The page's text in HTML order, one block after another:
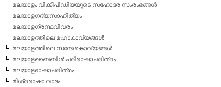
മലയാളം വിക്കീപീഡിയയുടെ സഹോദര സംരംഭങ്ങള്‍
മലയാളഗദ്യസാഹിത്യം
മലയാളഗ്രന്ഥവിവരം
മലയാളത്തിലെ മഹാകാവ്യങ്ങള്‍
മലയാളത്തിലെ സന്ദേശകാവ്യങ്ങള്‍
മലയാളബൈബിള്‍ പരിഭാഷാചരിത്രം
മലയാളഭാഷാചരിത്രം
മിശ്രഭാഷാ വാദം